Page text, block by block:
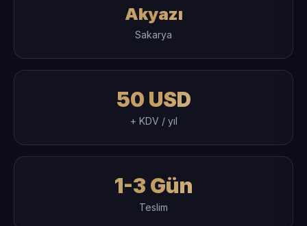
Akyazı
Sakarya
50 USD
+ KDV / yıl
1-3 Gün
Teslim